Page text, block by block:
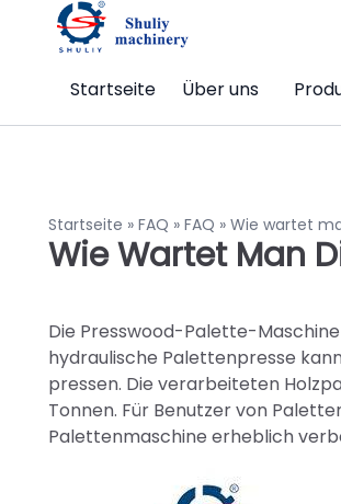
Startseite Über uns
Startseite » FAQ » FAQ » Wie wartet
Wie Wartet Man
Die Presswood-Palette-
hydraulische Palettenpresse
pressen. Die verarbeiteten
Tonnen. Für Benutzer von
Palettenmaschine erheblich